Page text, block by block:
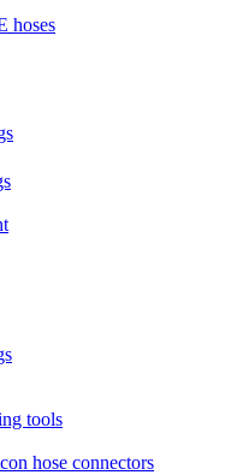
hoses
tools
hose connectors